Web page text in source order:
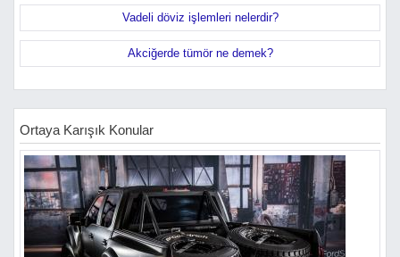
Vadeli döviz işlemleri nelerdir?
Akciğerde tümör ne demek?
Ortaya Karışık Konular